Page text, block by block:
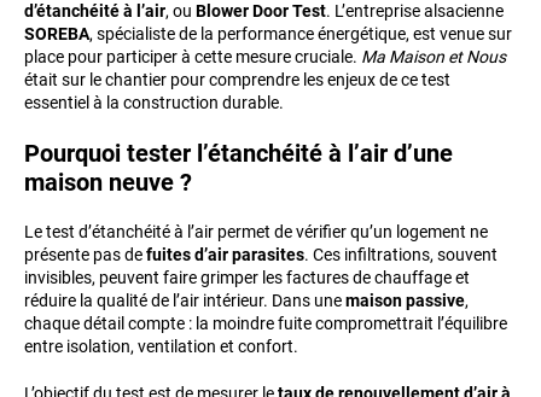
d’étanchéité à l’air, ou Blower Door Test. L’entreprise alsacienne
SOREBA, spécialiste de la performance énergétique, est venue sur
place pour participer à cette mesure cruciale. Ma Maison et Nous
était sur le chantier pour comprendre les enjeux de ce test
essentiel à la construction durable.
Pourquoi tester l’étanchéité à l’air d’une
maison neuve ?
Le test d’étanchéité à l’air permet de vérifier qu’un logement ne
présente pas defuites d’air parasites. Ces infiltrations, souvent
invisibles, peuvent faire grimper les factures de chauffage et
réduire la qualité de l’air intérieur. Dans unemaison passive,
chaque détail compte : la moindre fuite compromettrait l’équilibre
entre isolation, ventilation et confort.